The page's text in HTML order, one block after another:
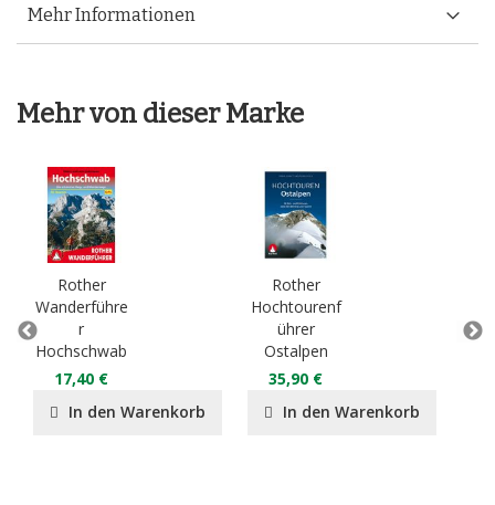
Mehr Informationen
Mehr von dieser Marke
Rother
Wanderführe
r
Hochschwab
17,40 €
In den Warenkorb
Rother
Hochtourenf
ührer
Ostalpen
35,90 €
In den Warenkorb